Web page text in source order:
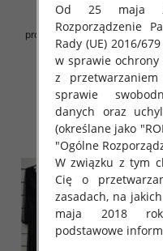
Sukienki damskie (Włoskie
produkt) Roz Standard, Mix
Paczka 5 szt
78.00 zł
szczegóły
Od 25 maja
Rozporządzenie
Rady (UE) 2016/
w sprawie ochrony
z
sprawie
danych oraz
(określane jako
"Ogólne
W związku z tym
Cię o
zasadach, na
maja 2018
podstawowe